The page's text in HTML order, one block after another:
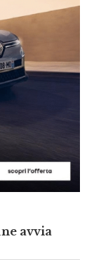
avvia